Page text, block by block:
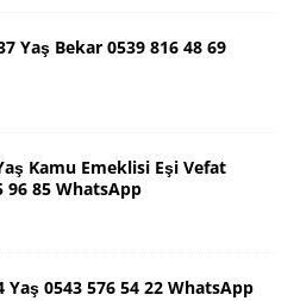
Yaş Bekar 0539 816 48 69
Kamu Emeklisi Eşi Vefat
96 85 WhatsApp
Yaş 0543 576 54 22 WhatsApp